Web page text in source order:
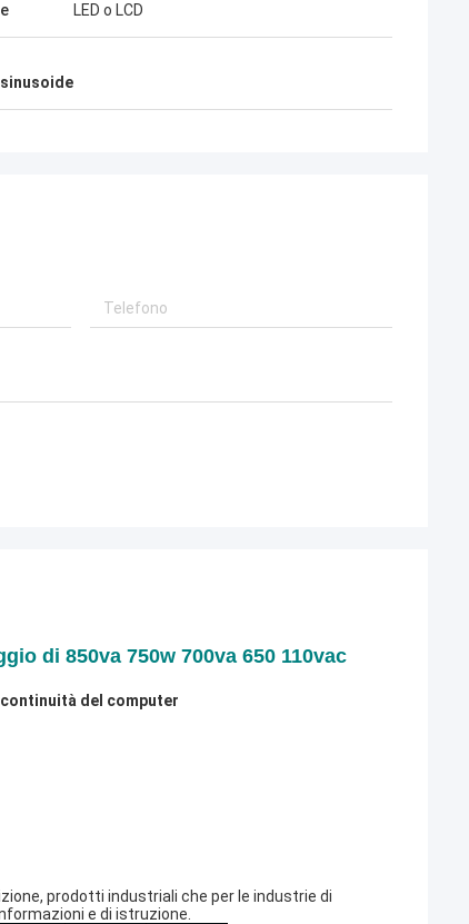
LED o LCD
di 850va 750w 700va 650 110vac
del computer
prodotti industriali che per le industrie di
e di istruzione.